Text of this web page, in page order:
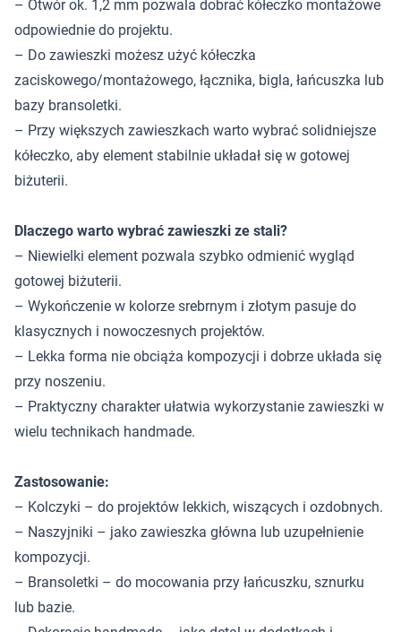
– Otwór ok. 1,2 mm pozwala dobrać kółeczko montażowe
odpowiednie do projektu.
– Do zawieszki możesz użyć kółeczka
zaciskowego/montażowego, łącznika, bigla, łańcuszka lub
bazy bransoletki.
– Przy większych zawieszkach warto wybrać solidniejsze
kółeczko, aby element stabilnie układał się w gotowej
biżuterii.
Dlaczego warto wybrać zawieszki ze stali?
– Niewielki element pozwala szybko odmienić wygląd
gotowej biżuterii.
– Wykończenie w kolorze srebrnym i złotym pasuje do
klasycznych i nowoczesnych projektów.
– Lekka forma nie obciąża kompozycji i dobrze układa się
przy noszeniu.
– Praktyczny charakter ułatwia wykorzystanie zawieszki w
wielu technikach handmade.
Zastosowanie:
– Kolczyki – do projektów lekkich, wiszących i ozdobnych.
– Naszyjniki – jako zawieszka główna lub uzupełnienie
kompozycji.
– Bransoletki – do mocowania przy łańcuszku, sznurku
lub bazie.